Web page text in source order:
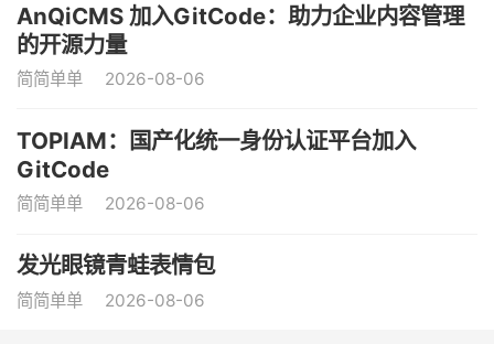
AnQiCMS 加入GitCode：助力企业内容管理
的开源力量
简简单单 2026-08-06
TOPIAM：国产化统一身份认证平台加入
GitCode
简简单单 2026-08-06
发光眼镜青蛙表情包
简简单单 2026-08-06